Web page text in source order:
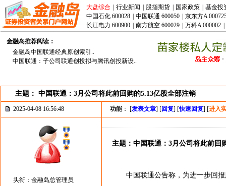
大盘综合 行业新闻 股指期货 国家政策
基金投
中国石化 600028
中国联通 600050
京东方A
长江电力 600900
南方航空 600029 万科A 000002
金融岛推荐阅读：
金融岛中国联通经典原创索引..
中国联通：子公司联通创投拟与腾讯创投新设..
主题： 中国联通：3月公司将此前回购的5.13亿股全部注销
2025-04-08 16:56:48 功能： [发表文章] [回复] [快速回复] [进入
头衔：金融岛总管理员
主题：中国联通：3月公司将此前回
中国联通公告称，为进一步回报